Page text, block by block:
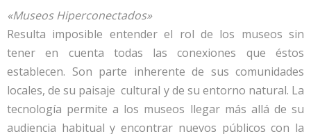
«Museos Hiperconectados»
Resulta imposible entender el rol de los museos sin
tener en cuenta todas las conexiones que éstos
establecen. Son parte inherente de sus comunidades
locales, de su paisaje cultural y de su entorno natural. La
tecnología permite a los museos llegar más allá de su
audiencia habitual y encontrar nuevos públicos con la